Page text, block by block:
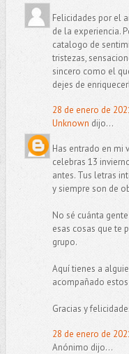
Felicidades por el
de la experiencia.
catalogo de
tristezas,
sincero como el
dejes de
28 de enero de
Unknown dijo...
Has entrado en mi
celebras 13
antes. Tus letras
y siempre son de
No sé cuánta
esas cosas que te
grupo.
Aquí tienes a
acompañado
Gracias y
28 de enero de
Anónimo dijo...